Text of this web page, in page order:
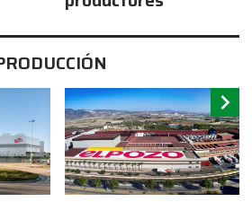
chevron_right